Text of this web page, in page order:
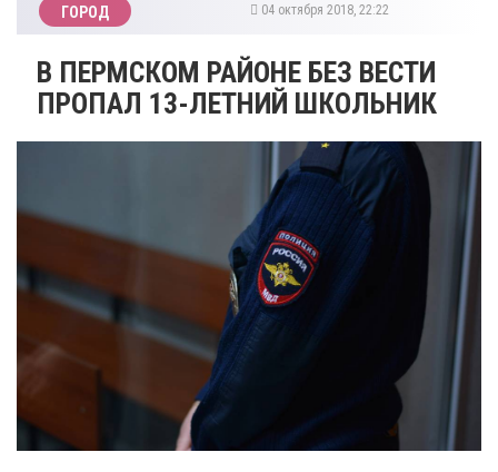
ГОРОД 04 октября 2018, 22:22
​В ПЕРМСКОМ РАЙОНЕ БЕЗ ВЕСТИ
ПРОПАЛ 13-ЛЕТНИЙ ШКОЛЬНИК